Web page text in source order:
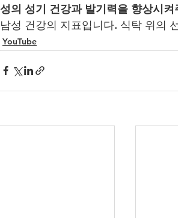
성의 성기 건강과 발기력을 향상시
남성 건강의 지표입니다. 식탁 위의
YouTube